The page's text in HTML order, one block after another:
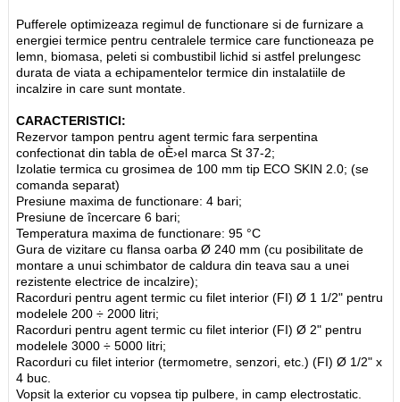
Pufferele optimizeaza regimul de functionare si de furnizare a
energiei termice pentru centralele termice care functioneaza pe
lemn, biomasa, peleti si combustibil lichid si astfel prelungesc
durata de viata a echipamentelor termice din instalatiile de
incalzire in care sunt montate.
CARACTERISTICI:
Rezervor tampon pentru agent termic fara serpentina
confectionat din tabla de oÈ›el marca St 37-2;
Izolatie termica cu grosimea de 100 mm tip ECO SKIN 2.0; (se
comanda separat)
Presiune maxima de functionare: 4 bari;
Presiune de încercare 6 bari;
Temperatura maxima de functionare: 95 °C
Gura de vizitare cu flansa oarba Ø 240 mm (cu posibilitate de
montare a unui schimbator de caldura din teava sau a unei
rezistente electrice de incalzire);
Racorduri pentru agent termic cu filet interior (FI) Ø 1 1/2" pentru
modelele 200 ÷ 2000 litri;
Racorduri pentru agent termic cu filet interior (FI) Ø 2" pentru
modelele 3000 ÷ 5000 litri;
Racorduri cu filet interior (termometre, senzori, etc.) (FI) Ø 1/2" x
4 buc.
Vopsit la exterior cu vopsea tip pulbere, in camp electrostatic.